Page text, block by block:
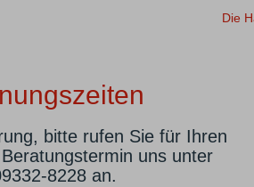
bitte rufen Sie für Ihren
uns unter
8228 an.